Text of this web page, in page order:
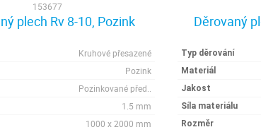
153677
plech Rv 8-10, Pozink
Kruhové přesazené
Pozink
Pozinkované před..
1.5 mm
1000 x 2000 mm
Děrovaný
Typ děrování
Materiál
Jakost
Síla materiálu
Rozměr